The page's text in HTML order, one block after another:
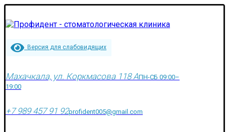
Версия для слабовидящих
Махачкала, ул. Коркмасова 118 АПН-СБ 09:00–
19:00
+7 989 457 91 92profident005@gmail.com